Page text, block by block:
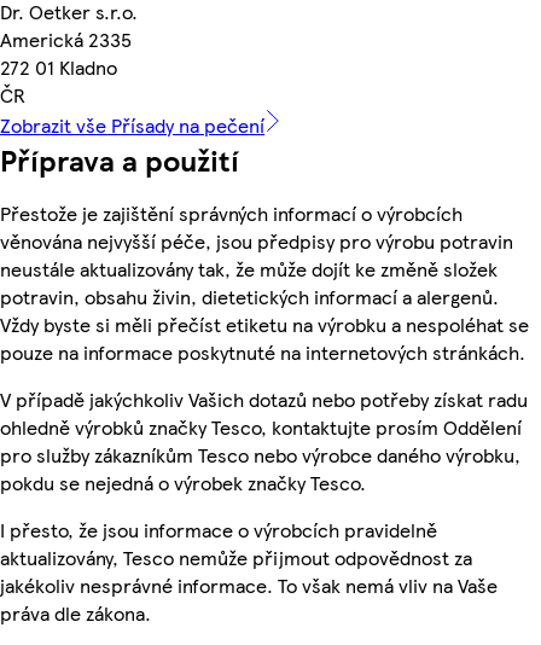
Dr. Oetker s.r.o.
Americká 2335
272 01 Kladno
ČR
Zobrazit vše Přísady na pečení
Příprava a použití
Přestože je zajištění správných informací o výrobcích
věnována nejvyšší péče, jsou předpisy pro výrobu potravin
neustále aktualizovány tak, že může dojít ke změně složek
potravin, obsahu živin, dietetických informací a alergenů.
Vždy byste si měli přečíst etiketu na výrobku a nespoléhat se
pouze na informace poskytnuté na internetových stránkách.
V případě jakýchkoliv Vašich dotazů nebo potřeby získat radu
ohledně výrobků značky Tesco, kontaktujte prosím Oddělení
pro služby zákazníkům Tesco nebo výrobce daného výrobku,
pokdu se nejedná o výrobek značky Tesco.
I přesto, že jsou informace o výrobcích pravidelně
aktualizovány, Tesco nemůže přijmout odpovědnost za
jakékoliv nesprávné informace. To však nemá vliv na Vaše
práva dle zákona.